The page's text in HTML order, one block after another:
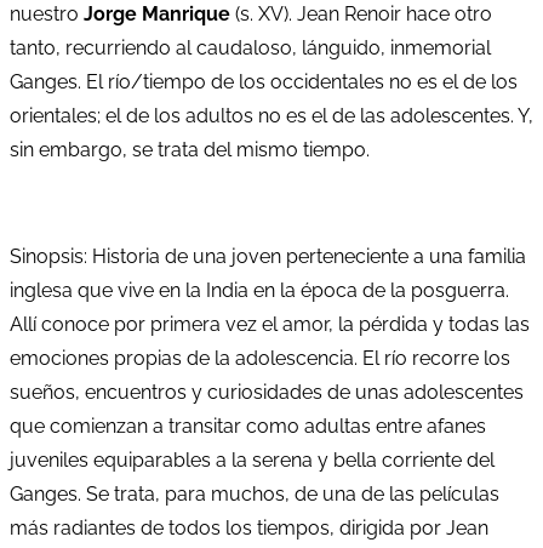
nuestro Jorge Manrique (s. XV). Jean Renoir hace otro
tanto, recurriendo al caudaloso, lánguido, inmemorial
Ganges. El río/tiempo de los occidentales no es el de los
orientales; el de los adultos no es el de las adolescentes. Y,
sin embargo, se trata del mismo tiempo.
Sinopsis: Historia de una joven perteneciente a una familia
inglesa que vive en la India en la época de la posguerra.
Allí conoce por primera vez el amor, la pérdida y todas las
emociones propias de la adolescencia. El río recorre los
sueños, encuentros y curiosidades de unas adolescentes
que comienzan a transitar como adultas entre afanes
juveniles equiparables a la serena y bella corriente del
Ganges. Se trata, para muchos, de una de las películas
más radiantes de todos los tiempos, dirigida por Jean